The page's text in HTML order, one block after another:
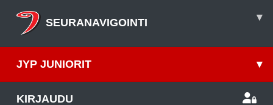
SEURANAVIGOINTI ▾
JYP JUNIORIT ▾
KIRJAUDU